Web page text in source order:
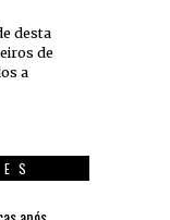
desta
de
a